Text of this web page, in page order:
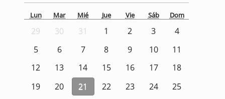
Lun Mar Mié Jue Vie Sáb Dom
29 30 31 1 2 3
4
5
6 7 8 9 10
11
12
13 14 15 16 17
18
19
20 21 22 23 24
25